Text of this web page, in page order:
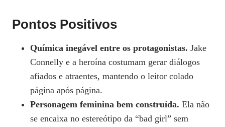
Pontos Positivos
Química inegável entre os protagonistas. Jake
Connelly e a heroína costumam gerar diálogos
afiados e atraentes, mantendo o leitor colado
página após página.
Personagem feminina bem construída. Ela não
se encaixa no estereótipo da “bad girl” sem